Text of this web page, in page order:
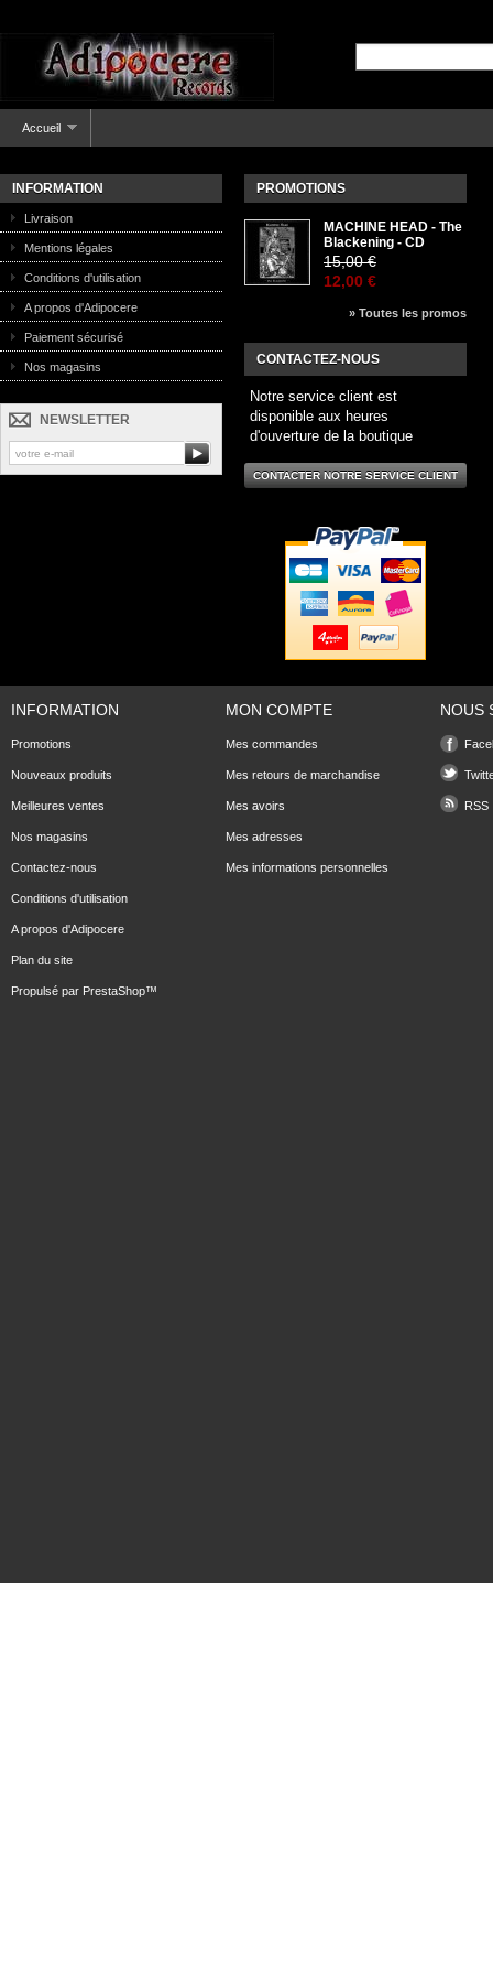
Accueil
INFORMATION
Livraison
Mentions légales
Conditions d'utilisation
A propos d'Adipocere
Paiement sécurisé
Nos magasins
NEWSLETTER
PROMOTIONS
MACHINE HEAD - The
Blackening - CD
15,00 €
12,00 €
» Toutes les promos
CONTACTEZ-NOUS
Notre service client est
disponible aux heures
d'ouverture de la boutique
CONTACTER NOTRE SERVICE CLIENT
INFORMATION
Promotions
Nouveaux produits
Meilleures ventes
Nos magasins
Contactez-nous
Conditions d'utilisation
A propos d'Adipocere
Plan du site
Propulsé par PrestaShop™
MON COMPTE
Mes commandes
Mes retours de marchandise
Mes avoirs
Mes adresses
Mes informations personnelles
NOUS
RSS